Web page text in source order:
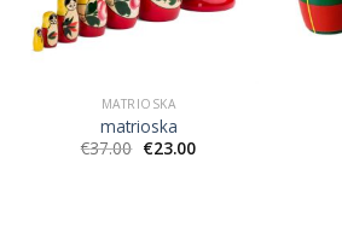
MATRIOSKA
matrioska
€37.00 €23.00